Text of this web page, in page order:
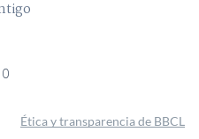
Ética y transparencia de BBCL